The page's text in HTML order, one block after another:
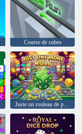
Course de cubes
Juste un rouleau de plus